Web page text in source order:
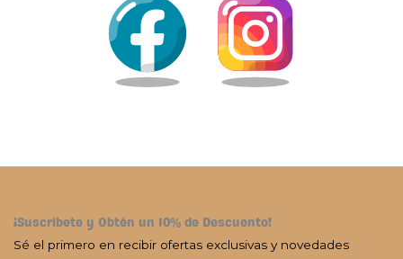
¡Suscríbete y Obtén un 10% de Descuento!
Sé el primero en recibir ofertas exclusivas y novedades